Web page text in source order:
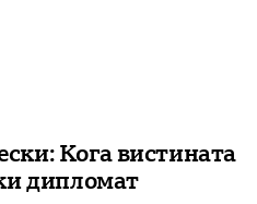
Кога вистината
дипломат